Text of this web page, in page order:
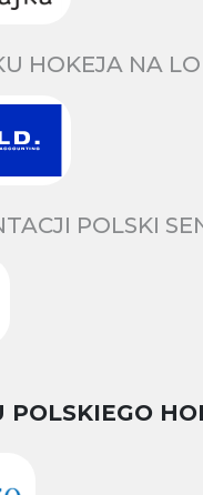
HOKEJA NA
POLSKI